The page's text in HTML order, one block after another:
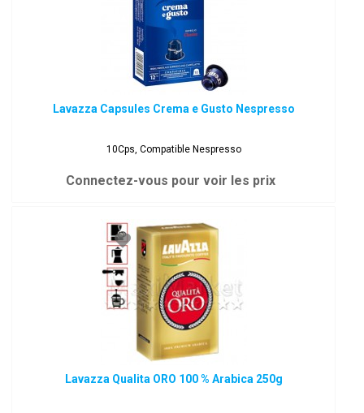
Lavazza Capsules Crema e Gusto Nespresso
10Cps, Compatible Nespresso
Connectez-vous pour voir les prix
Lavazza Qualita ORO 100 % Arabica 250g